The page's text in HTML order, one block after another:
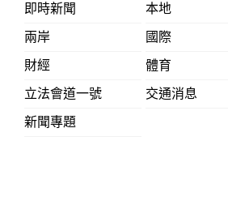
即時新聞
本地
兩岸
國際
財經
體育
立法會道一號
交通消息
新聞專題